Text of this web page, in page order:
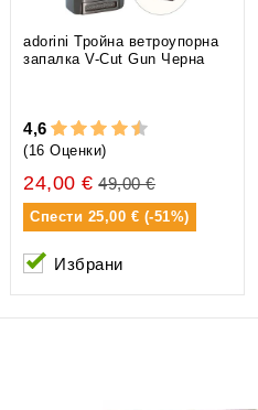
adorini Тройна ветроупорна
запалка V-Cut Gun Черна
4,6
(16 Оценки)
24,00 € 49,00 €
Спести 25,00 € (-51%)
Избрани